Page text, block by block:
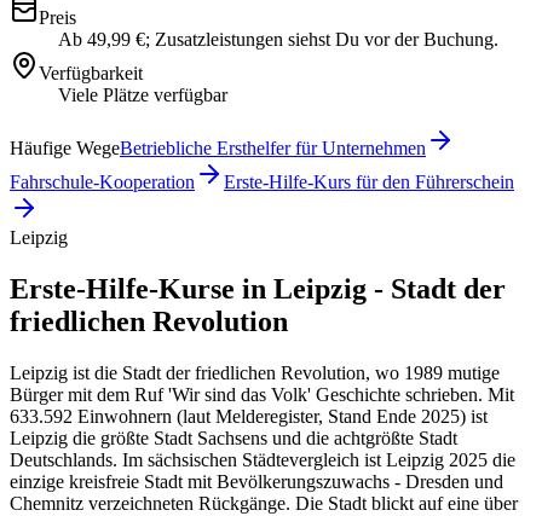
Preis
Ab 49,99 €; Zusatzleistungen siehst Du vor der Buchung.
Verfügbarkeit
Viele Plätze verfügbar
Häufige WegeBetriebliche Ersthelfer für Unternehmen
Fahrschule-Kooperation
Erste-Hilfe-Kurs für den Führerschein
Leipzig
Erste-Hilfe-Kurse in Leipzig - Stadt der
friedlichen Revolution
Leipzig ist die Stadt der friedlichen Revolution, wo 1989 mutige
Bürger mit dem Ruf 'Wir sind das Volk' Geschichte schrieben. Mit
633.592 Einwohnern (laut Melderegister, Stand Ende 2025) ist
Leipzig die größte Stadt Sachsens und die achtgrößte Stadt
Deutschlands. Im sächsischen Städtevergleich ist Leipzig 2025 die
einzige kreisfreie Stadt mit Bevölkerungszuwachs - Dresden und
Chemnitz verzeichneten Rückgänge. Die Stadt blickt auf eine über